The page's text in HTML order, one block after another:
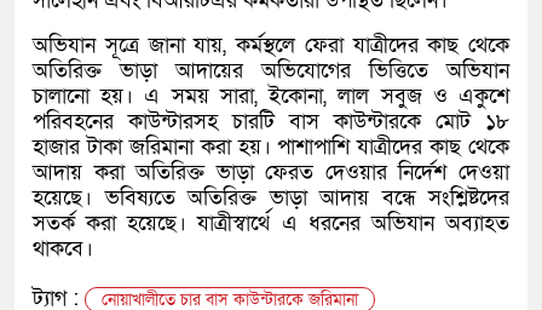
অভিযান সূত্রে জানা যায়, কর্মস্থলে ফেরা যাত্রীদের কাছ থেকে
অতিরিক্ত ভাড়া আদায়ের অভিযোগের ভিত্তিতে অভিযান
চালানো হয়। এ সময় সারা, ইকোনা, লাল সবুজ ও একুশে
পরিবহনের কাউন্টারসহ চারটি বাস কাউন্টারকে মোট ১৮
হাজার টাকা জরিমানা করা হয়। পাশাপাশি যাত্রীদের কাছ থেকে
আদায় করা অতিরিক্ত ভাড়া ফেরত দেওয়ার নির্দেশ দেওয়া
হয়েছে। ভবিষ্যতে অতিরিক্ত ভাড়া আদায় বন্ধে সংশ্লিষ্টদের
সতর্ক করা হয়েছে। যাত্রীস্বার্থে এ ধরনের অভিযান অব্যাহত
থাকবে।
ট্যাগ :
নোয়াখালীতে চার বাস কাউন্টারকে জরিমানা